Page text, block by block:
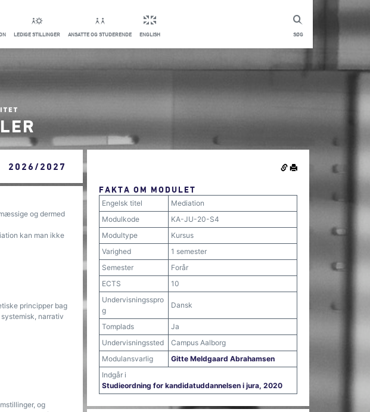
SØG
LEDIGE STILLINGER ANSATTE OG STUDERENDE ENGLISH
2026/2027
og dermed
kan man ikke
principper bag
narrativ
og
FAKTA OM MODULET
Engelsk titel
Mediation
Modulkode
KA-JU-20-S4
Modultype
Kursus
Varighed
1 semester
Semester
Forår
ECTS
10
Undervisningsspro
g
Dansk
Tomplads
Ja
Undervisningssted
Campus Aalborg
Modulansvarlig
Gitte Meldgaard Abrahamsen
Indgår i
Studieordning for kandidatuddannelsen i jura, 2020